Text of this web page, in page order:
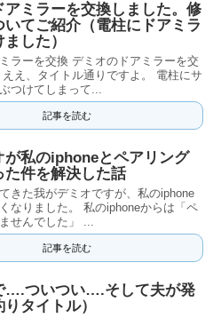
アミラーを交換しました。修
いてご紹介（電柱にドアミラ
した）
ラーを交換 デミオのドアミラーを交
え、タイトル通りですよ。 電柱にサ
つけてしまって...
記事を読む
が私のiphoneとペアリング
た件を解決した話
きた我がデミオですが、私のiphone
なりました。 私のiphoneからは「ペ
せんでした」 ...
記事を読む
….ついつい….そして夫が発
タイトル）